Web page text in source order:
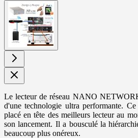
View
larger
image
Le lecteur de réseau NANO
d'une technologie ultra performante.
placé en tête des meilleurs lecteur au
son lancement. Il a bousculé la
beaucoup plus onéreux.